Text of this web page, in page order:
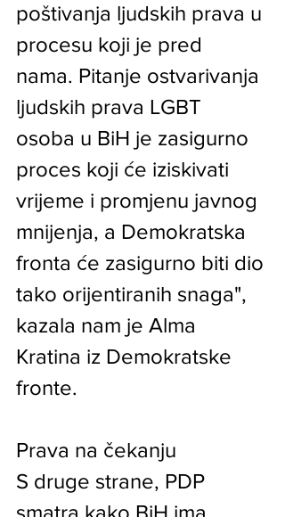
poštivanja ljudskih prava u
procesu koji je pred
nama. Pitanje ostvarivanja
ljudskih prava LGBT
osoba u BiH je zasigurno
proces koji će iziskivati
vrijeme i promjenu javnog
mnijenja, a Demokratska
fronta će zasigurno biti dio
tako orijentiranih snaga",
kazala nam je Alma
Kratina iz Demokratske
fronte.
Prava na čekanju
S druge strane, PDP
smatra kako BiH ima